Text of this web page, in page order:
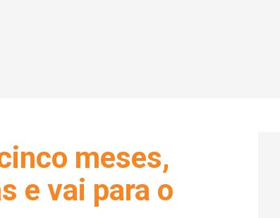
meses,
e vai para o